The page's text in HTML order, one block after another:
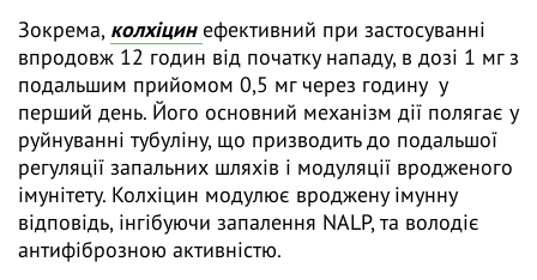
Зокрема, колхіцинефективний при застосуванні
впродовж 12 годин від початку нападу, в дозі 1 мг з
подальшим прийомом 0,5 мг через годину у
перший день. Його основний механізм дії полягає у
руйнуванні тубуліну, що призводить до подальшої
регуляції запальних шляхів і модуляції вродженого
імунітету. Колхіцин модулює вроджену імунну
відповідь, інгібуючи запалення NALP, та володіє
антифіброзною активністю.